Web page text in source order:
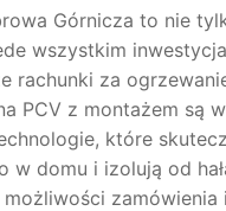
Górnicza to nie
wszystkim
rachunki za
PCV z montażem są
które
w domu i izolują od
zamówienia